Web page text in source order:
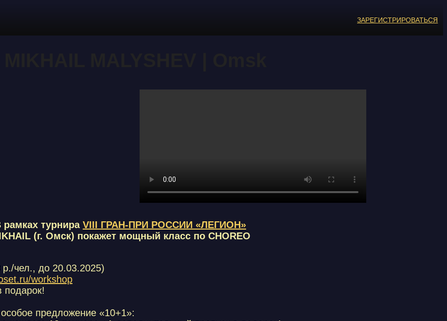
ЗАРЕГИСТРИРОВАТЬСЯ
рамках турнира VIII ГРАН-ПРИ РОССИИ «ЛЕГИОН»
(г. Омск) покажет мощный класс по CHOREO
р./чел., до 20.03.2025)
workshop
предложение «10+1»: